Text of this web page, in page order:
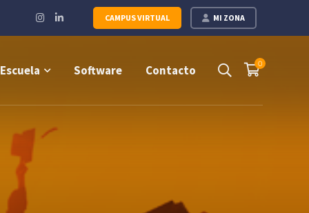
MI ZONA
CAMPUS VIRTUAL
Instagram
Profile
LinkedIn
Profile
0
Escuela Software Contacto